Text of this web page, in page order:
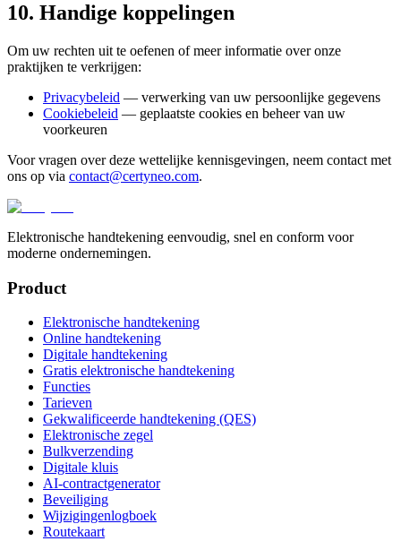
10. Handige koppelingen
Om uw rechten uit te oefenen of meer informatie over onze
praktijken te verkrijgen:
Privacybeleid — verwerking van uw persoonlijke gegevens
Cookiebeleid — geplaatste cookies en beheer van uw
voorkeuren
Voor vragen over deze wettelijke kennisgevingen, neem contact met
ons op via contact@certyneo.com.
Elektronische handtekening eenvoudig, snel en conform voor
moderne ondernemingen.
Product
Elektronische handtekening
Online handtekening
Digitale handtekening
Gratis elektronische handtekening
Functies
Tarieven
Gekwalificeerde handtekening (QES)
Elektronische zegel
Bulkverzending
Digitale kluis
AI-contractgenerator
Beveiliging
Wijzigingenlogboek
Routekaart